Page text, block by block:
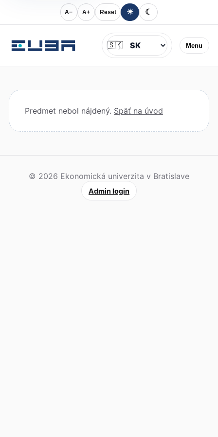
A− A+ Reset ☀ ☾
Menu
Jazyk
🇸🇰
Predmet nebol nájdený. Späť na úvod
© 2026 Ekonomická univerzita v Bratislave
Admin login